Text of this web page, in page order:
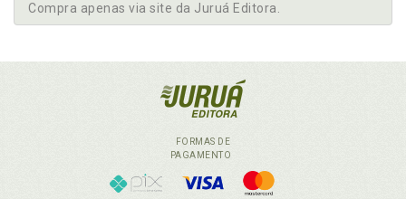
Compra apenas via site da Juruá Editora.
FORMAS DE
PAGAMENTO